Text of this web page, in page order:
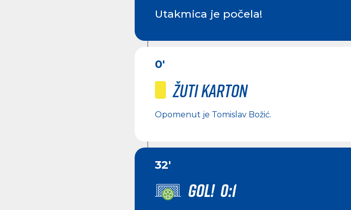
Utakmica je počela!
0'
Žuti karton
Opomenut je Tomislav Božić.
32'
GOL! 0:1